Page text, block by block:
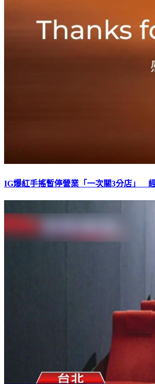
IG爆紅手搖暫停營業「一次關3分店」